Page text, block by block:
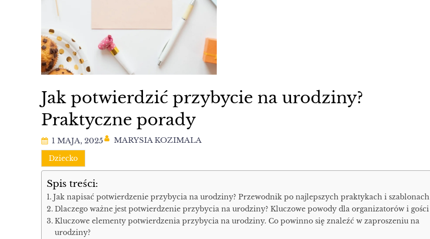
Jak potwierdzić przybycie na urodziny?
Praktyczne porady
1 MAJA, 2025 MARYSIA KOZIMALA
Dziecko
Spis treści:
Jak napisać potwierdzenie przybycia na urodziny? Przewodnik po najlepszych praktykach i szablonach
Dlaczego ważne jest potwierdzenie przybycia na urodziny? Kluczowe powody dla organizatorów i gości
Kluczowe elementy potwierdzenia przybycia na urodziny. Co powinno się znaleźć w zaproszeniu na
urodziny?